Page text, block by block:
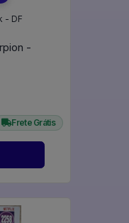
- DF
-
Frete Grátis